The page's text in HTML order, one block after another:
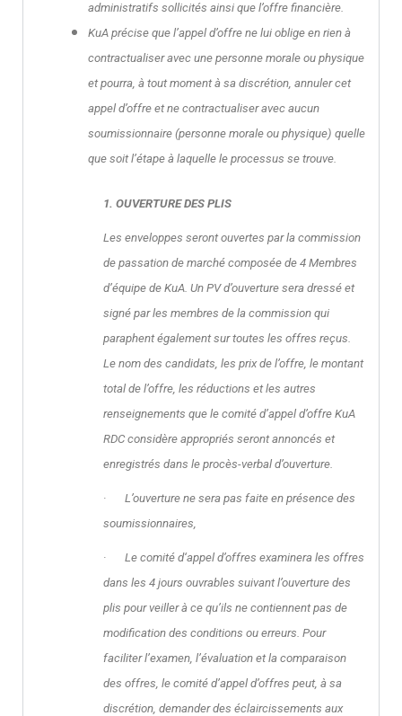
administratifs sollicités ainsi que l’offre financière.
KuA précise que l’appel d’offre ne lui oblige en rien à
contractualiser avec une personne morale ou physique
et pourra, à tout moment à sa discrétion, annuler cet
appel d’offre et ne contractualiser avec aucun
soumissionnaire (personne morale ou physique) quelle
que soit l’étape à laquelle le processus se trouve.
1. OUVERTURE DES PLIS
Les enveloppes seront ouvertes par la commission
de passation de marché composée de 4 Membres
d’équipe de KuA. Un PV d’ouverture sera dressé et
signé par les membres de la commission qui
paraphent également sur toutes les offres reçus.
Le nom des candidats, les prix de l’offre, le montant
total de l’offre, les réductions et les autres
renseignements que le comité d’appel d’offre KuA
RDC considère appropriés seront annoncés et
enregistrés dans le procès-verbal d’ouverture.
· L’ouverture ne sera pas faite en présence des
soumissionnaires,
· Le comité d‘appel d’offres examinera les offres
dans les 4 jours ouvrables suivant l’ouverture des
plis pour veiller à ce qu’ils ne contiennent pas de
modification des conditions ou erreurs. Pour
faciliter l’examen, l’évaluation et la comparaison
des offres, le comité d’appel d’offres peut, à sa
discrétion, demander des éclaircissements aux